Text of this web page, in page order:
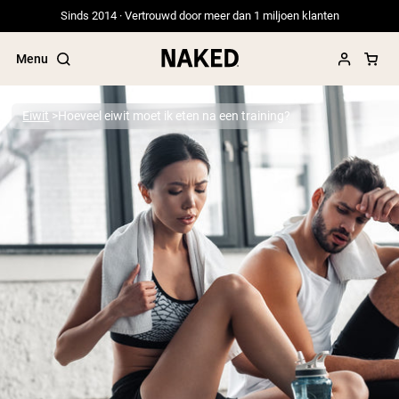
Sinds 2014 · Vertrouwd door meer dan 1 miljoen klanten
Menu
Populaire Zoektermen
”Protein Powder“
”Vegan protein“
”Micellar Casein“
PROTEIN POWDERS Best Seller
Erwteneiwit
Grasgevoerd Wei Eiwit Poeder
Collageenpeptiden
Eiwit Hoeveel eiwit moet ik eten na een training?